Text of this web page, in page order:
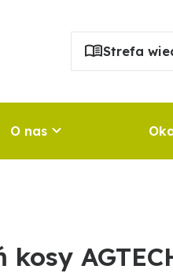
Strefa
O nas
kosy